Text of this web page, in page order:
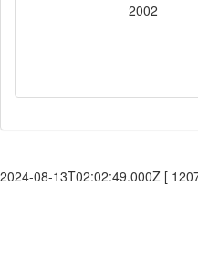
2002
2024-08-13T02:02:49.000Z [